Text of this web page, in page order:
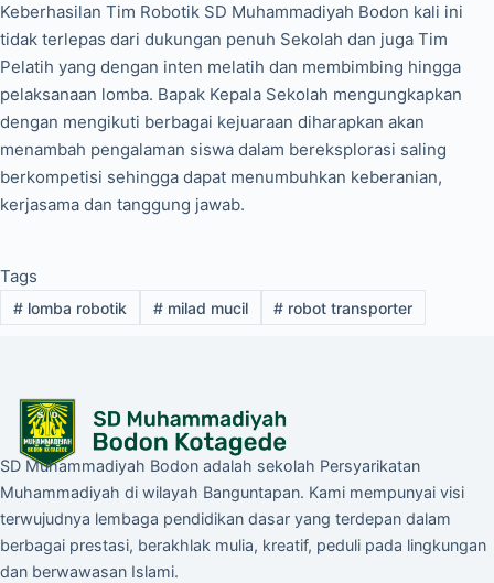
Keberhasilan Tim Robotik SD Muhammadiyah Bodon kali ini
tidak terlepas dari dukungan penuh Sekolah dan juga Tim
Pelatih yang dengan inten melatih dan membimbing hingga
pelaksanaan lomba. Bapak Kepala Sekolah mengungkapkan
dengan mengikuti berbagai kejuaraan diharapkan akan
menambah pengalaman siswa dalam bereksplorasi saling
berkompetisi sehingga dapat menumbuhkan keberanian,
kerjasama dan tanggung jawab.
Tags
#lomba robotik #milad mucil # robot transporter
SD Muhammadiyah Bodon adalah sekolah Persyarikatan
Muhammadiyah di wilayah Banguntapan. Kami mempunyai visi
terwujudnya lembaga pendidikan dasar yang terdepan dalam
berbagai prestasi, berakhlak mulia, kreatif, peduli pada lingkungan
dan berwawasan Islami.